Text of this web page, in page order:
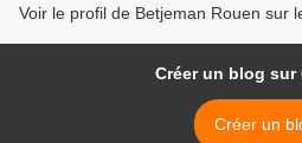
Voir le profil de Betjeman Rouen sur
Créer un blog sur
Créer un